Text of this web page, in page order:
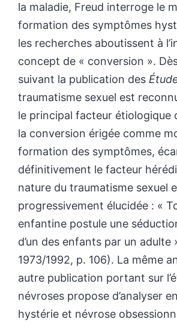
la maladie, Freud interroge le
formation des symptômes
les recherches aboutissent à
concept de « conversion ». Dès
suivant la publication des
traumatisme sexuel est
le principal facteur étiologique
la conversion érigée comme
formation des symptômes,
définitivement le facteur
nature du traumatisme sexuel
progressivement élucidée : «
enfantine postule une
d’un des enfants par un adulte
1973/1992, p. 106). La même
autre publication portant sur
névroses propose d’analyser
hystérie et névrose